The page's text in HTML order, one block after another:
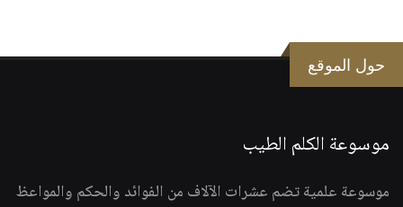
حول الموقع
موسوعة الكلم الطيب
موسوعة علمية تضم عشرات الآلاف من الفوائد والحكم والمواعظ